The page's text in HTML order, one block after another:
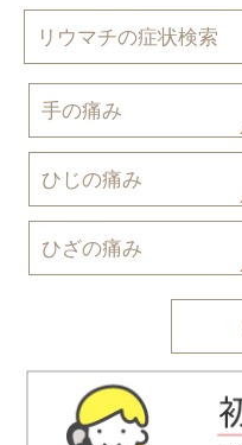
リウマチの症状検索
手の痛み
ひじの痛み
ひざの痛み